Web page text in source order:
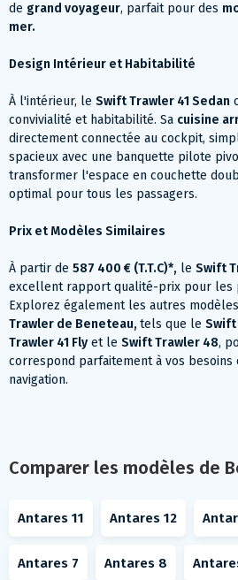
de grand voyageur, parfait pour des
mer.
Design Intérieur et Habitabilité
À l'intérieur, le Swift Trawler 41 Sedan
convivialité et habitabilité. Sa cuisine
directement connectée au cockpit,
spacieux avec une banquette pilote
transformer l'espace en couchette
optimal pour tous les passagers.
Prix et Modèles Similaires
À partir de 587 400 € (T.T.C)*, le Swift
excellent rapport qualité-prix pour les
Explorez également les autres
Trawler de Beneteau, tels que le Swift
Trawler 41 Fly et le Swift Trawler 48,
correspond parfaitement à vos
navigation.
Comparer les modèles de
Antares 11 Antares 12
Antares 7 Antares 8